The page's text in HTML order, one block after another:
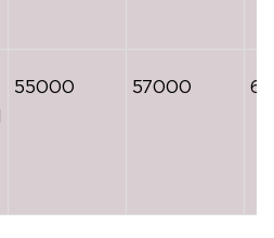
55000 57000